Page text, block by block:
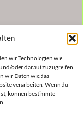
wir Technologien wie
oder darauf zuzugreifen.
wir Daten wie das
verarbeiten. Wenn du
können bestimmte